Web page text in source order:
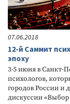
07.06.2018
12-й Саммит
эпоху
3-5 июня в Санкт-
психологов,
городов России и
дискуссии